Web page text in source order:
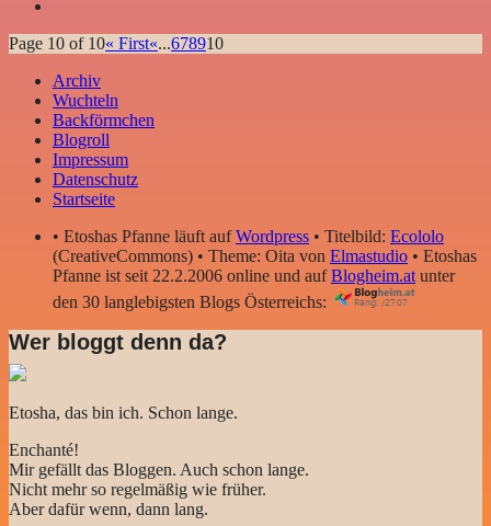
Page 10 of 10« First«...678910
Archiv
Wuchteln
Backförmchen
Blogroll
Impressum
Datenschutz
Startseite
• Etoshas Pfanne läuft aufWordpress • Titelbild: Ecololo
(CreativeCommons) • Theme: Oita von Elmastudio • Etoshas
Pfanne ist seit 22.2.2006 online und aufBlogheim.at unter
den 30 langlebigsten Blogs Österreichs:
Wer bloggt denn da?
Etosha, das bin ich. Schon lange.
Enchanté!
Mir gefällt das Bloggen. Auch schon lange.
Nicht mehr so regelmäßig wie früher.
Aber dafür wenn, dann lang.